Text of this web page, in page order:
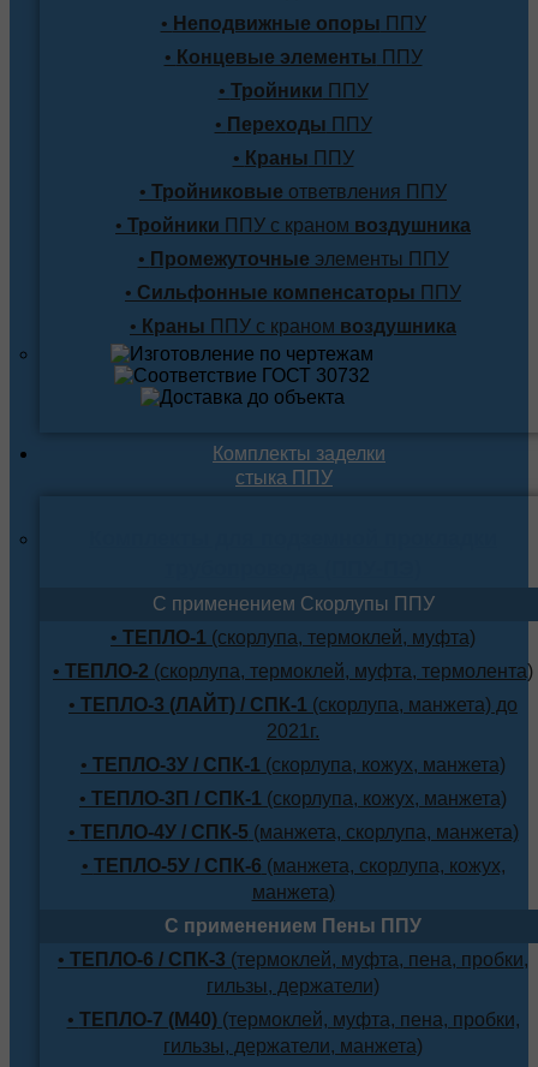
• Неподвижные опоры ППУ
• Концевые элементы ППУ
• Тройники ППУ
• Переходы ППУ
• Краны ППУ
• Тройниковые ответвления ППУ
• Тройники ППУ с краном воздушника
• Промежуточные элементы ППУ
• Сильфонные компенсаторы ППУ
• Краны ППУ с краном воздушника
Комплекты заделки
стыка ППУ
С применением Скорлупы ППУ
• ТЕПЛО-1 (скорлупа, термоклей, муфта)
• ТЕПЛО-2 (скорлупа, термоклей, муфта, термолента)
• ТЕПЛО-3 (ЛАЙТ) / СПК-1 (скорлупа, манжета) до
2021г.
• ТЕПЛО-3У / СПК-1 (скорлупа, кожух, манжета)
• ТЕПЛО-3П / СПК-1 (скорлупа, кожух, манжета)
• ТЕПЛО-4У / СПК-5 (манжета, скорлупа, манжета)
• ТЕПЛО-5У / СПК-6 (манжета, скорлупа, кожух,
манжета)
С применением Пены ППУ
• ТЕПЛО-6 / СПК-3 (термоклей, муфта, пена, пробки,
гильзы, держатели)
• ТЕПЛО-7 (М40)(термоклей, муфта, пена, пробки,
гильзы, держатели, манжета)